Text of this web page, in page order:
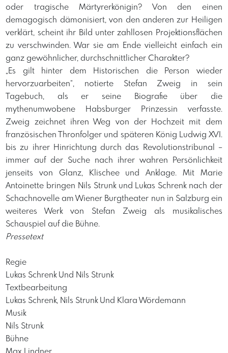
oder tragische Märtyrerkönigin? Von den einen
demagogisch dämonisiert, von den anderen zur Heiligen
verklärt, scheint ihr Bild unter zahllosen Projektionsflächen
zu verschwinden. War sie am Ende vielleicht einfach ein
ganz gewöhnlicher, durchschnittlicher Charakter?
„Es gilt hinter dem Historischen die Person wieder
hervorzuarbeiten“, notierte Stefan Zweig in sein
Tagebuch, als er seine Biografie über die
mythenumwobene Habsburger Prinzessin verfasste.
Zweig zeichnet ihren Weg von der Hochzeit mit dem
französischen Thronfolger und späteren König Ludwig XVI.
bis zu ihrer Hinrichtung durch das Revolutionstribunal –
immer auf der Suche nach ihrer wahren Persönlichkeit
jenseits von Glanz, Klischee und Anklage. Mit Marie
Antoinette bringen Nils Strunk und Lukas Schrenk nach der
Schachnovelle am Wiener Burgtheater nun in Salzburg ein
weiteres Werk von Stefan Zweig als musikalisches
Schauspiel auf die Bühne.
Pressetext
Regie
Lukas Schrenk Und Nils Strunk
Textbearbeitung
Lukas Schrenk, Nils Strunk Und Klara Wördemann
Musik
Nils Strunk
Bühne